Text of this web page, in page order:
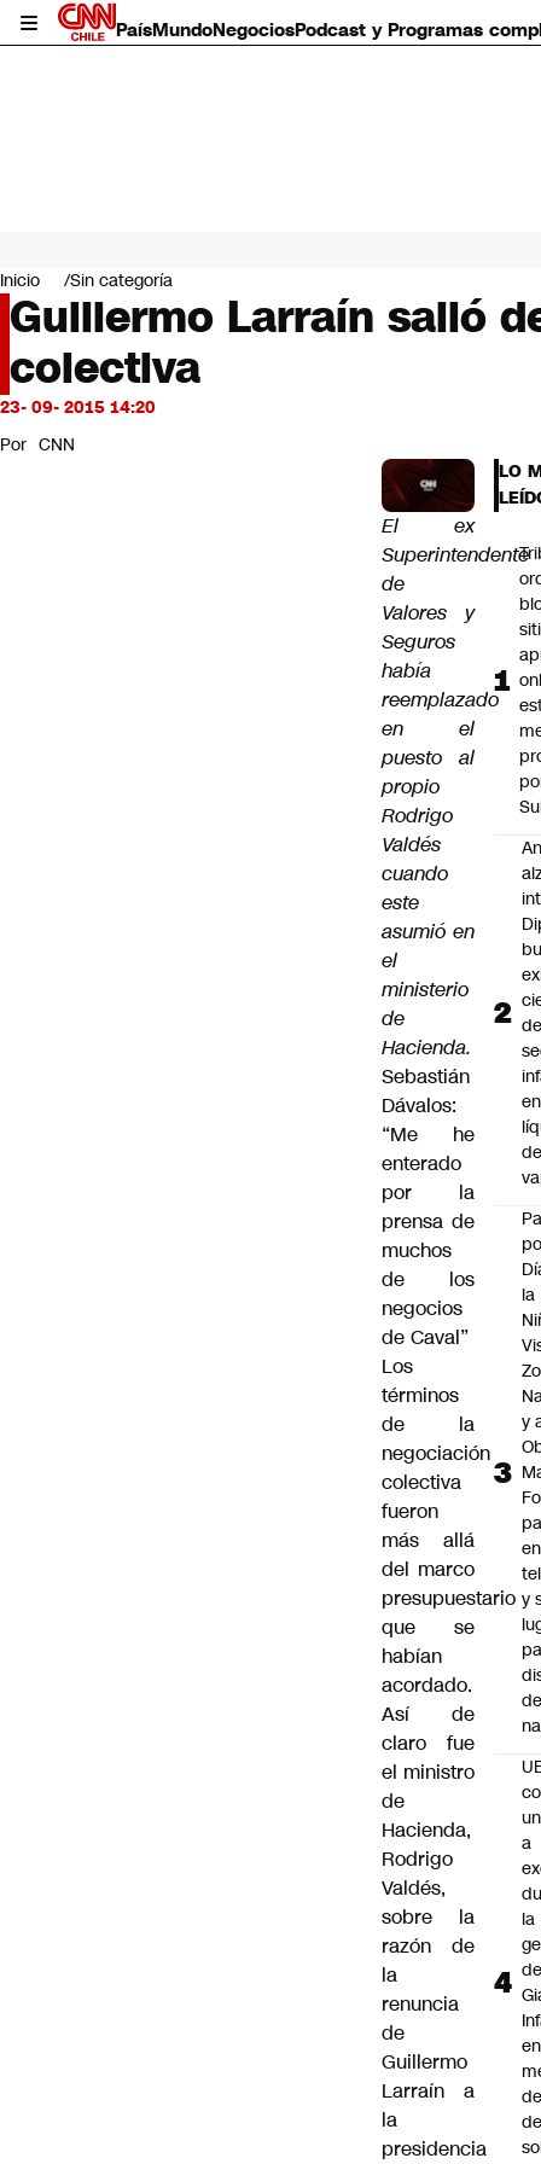
PaísMundoNegociosPodcast y Programas
Mundo
Negocios
Deportes
Programas completos
Cultura
Servicios
Bits
CNN Data
Inicio Sin categoría
Guillermo Larraín salió
colectiva
23- 09- 2015 14:20
Por CNN
El ex
Superintendente
de
Valores y
Seguros
había
reemplazado
en el
puesto al
propio
Rodrigo
Valdés
cuando
este
asumió en
el
ministerio
de
Hacienda.
Sebastián
Dávalos:
“Me he
enterado
por la
prensa de
muchos
de los
negocios
de Caval”
Los
términos
de la
negociación
colectiva
fueron
más allá
del marco
presupuestario
que se
habían
acordado.
Así de
claro fue
el ministro
de
Hacienda,
Rodrigo
Valdés,
sobre la
razón de
la
renuncia
de
Guillermo
Larraín a
la
presidencia
LO
de
en
de
la
y
en
y
a
la
de
en
de